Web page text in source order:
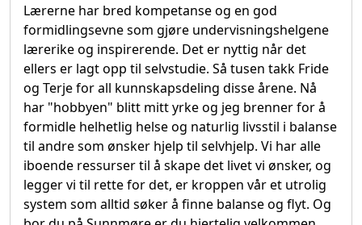
Lærerne har bred kompetanse og en god
formidlingsevne som gjøre undervisningshelgene
lærerike og inspirerende. Det er nyttig når det
ellers er lagt opp til selvstudie. Så tusen takk Fride
og Terje for all kunnskapsdeling disse årene. Nå
har "hobbyen" blitt mitt yrke og jeg brenner for å
formidle helhetlig helse og naturlig livsstil i balanse
til andre som ønsker hjelp til selvhjelp. Vi har alle
iboende ressurser til å skape det livet vi ønsker, og
legger vi til rette for det, er kroppen vår et utrolig
system som alltid søker å finne balanse og flyt. Og